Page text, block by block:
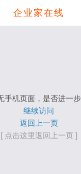
企业家在线
手机页面，是否进一
继续访问
返回上一页
[ 点击这里返回上一页 ]